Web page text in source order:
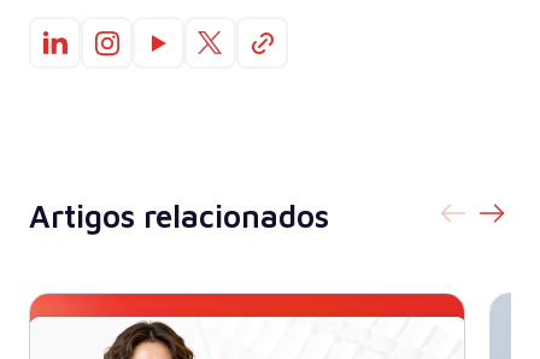
Artigos relacionados